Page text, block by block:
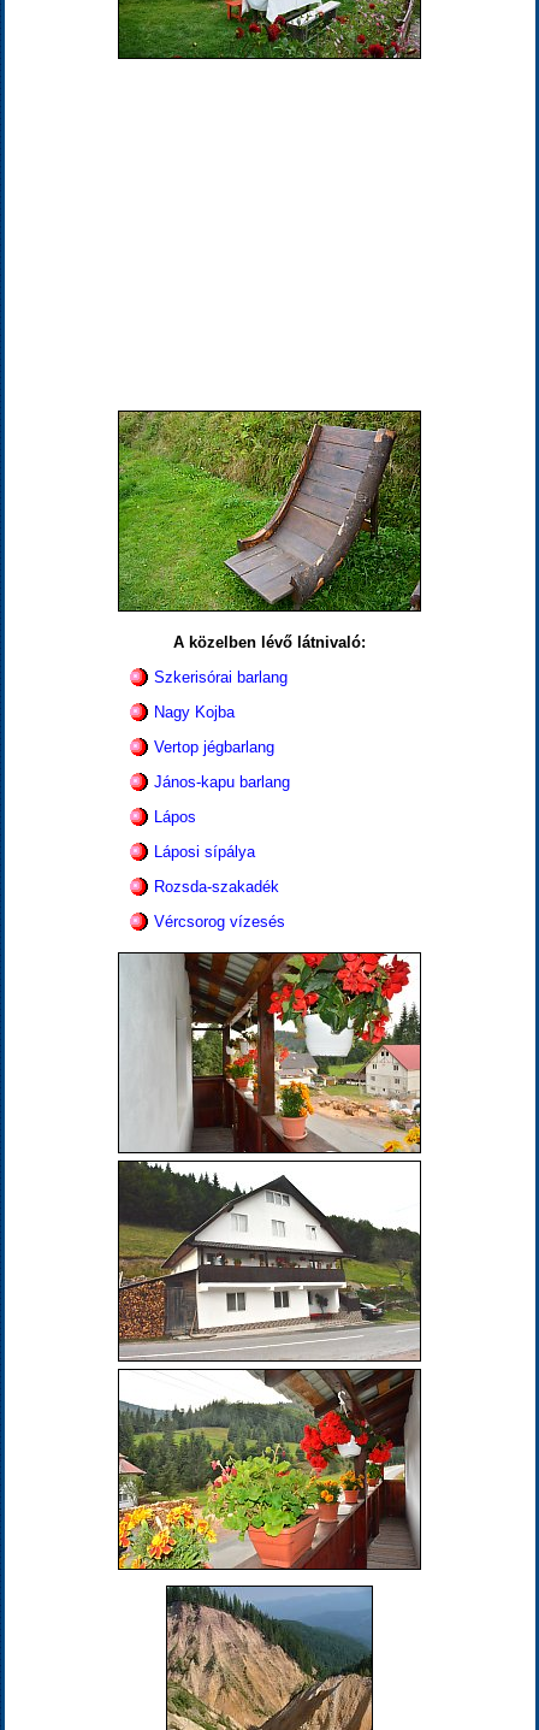
A közelben lévő látnivaló:
Szkerisórai barlang
Nagy Kojba
Vertop jégbarlang
János-kapu barlang
Lápos
Láposi sípálya
Rozsda-szakadék
Vércsorog vízesés